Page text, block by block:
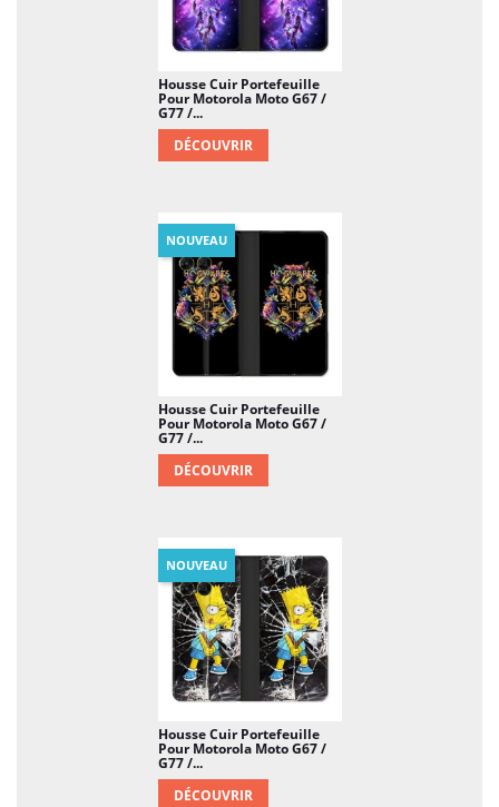
Housse Cuir Portefeuille
Pour Motorola Moto G67 /
G77 /...
DÉCOUVRIR
Housse Cuir Portefeuille
Pour Motorola Moto G67 /
G77 /...
DÉCOUVRIR
NOUVEAU
Housse Cuir Portefeuille
Pour Motorola Moto G67 /
G77 /...
DÉCOUVRIR
NOUVEAU